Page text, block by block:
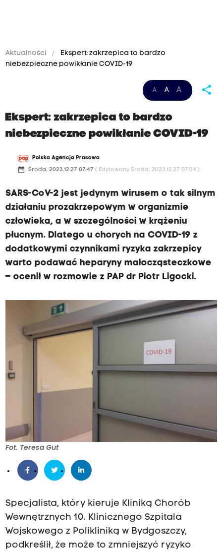
Aktualności
Ekspert: zakrzepica to bardzo
niebezpieczne powikłanie COVID-19
A A A share
Ekspert: zakrzepica to bardzo
niebezpieczne powikłanie COVID-19
Polska Agencja Prasowa
date_range Środa, 2023.12.27 07:47 ( Edytowany Środa, 2023.12.27 07:54 )
SARS-CoV-2 jest jedynym wirusem o tak silnym
działaniu prozakrzepowym w organizmie
człowieka, a w szczególności w krążeniu
płucnym. Dlatego u chorych na COVID-19 z
dodatkowymi czynnikami ryzyka zakrzepicy
warto podawać heparyny małocząsteczkowe
– ocenił w rozmowie z PAP dr Piotr Ligocki.
Fot. Teresa Gut
Specjalista, który kieruje Kliniką Chorób
Wewnętrznych 10. Klinicznego Szpitala
Wojskowego z Polikliniką w Bydgoszczy,
podkreślił, że może to zmniejszyć ryzyko